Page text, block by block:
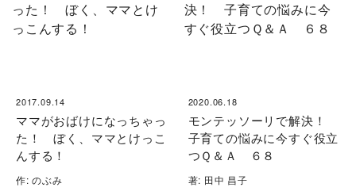
2017.09.14
ママがおばけになっちゃっ
た！ ぼく、ママとけっこ
んする！
作: のぶみ
2020.06.18
モンテッソーリで解決！
子育ての悩みに今すぐ役立
つＱ＆Ａ ６８
著: 田中 昌子